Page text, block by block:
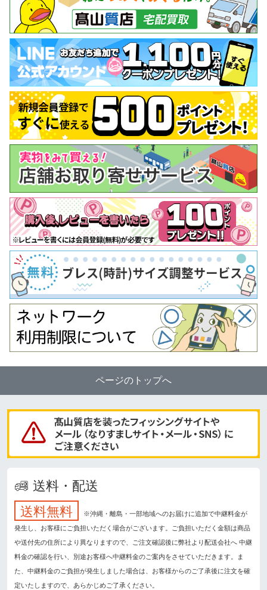
ページのトップへ
送料・配送
送料無料
※沖縄・離島・一部地域へのお届けに追加で中継料金が
発生し、お客様にご負担いただく場合がございます。ご負担いただく金額は商品
や送付先の住所により異なりますので、ご注文確認後に弊社より配送会社へ 中継
料金の確認を行い、別途お客様へ中継料金のご案内をさせていただきます。ま
た、中継料金のご負担が発生しました場合は、お客様からのご了承後に注文を確
定いたしますので、あらかじめご了承ください。